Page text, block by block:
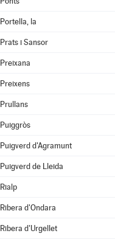
Portella, la
Prats i Sansor
Preixana
Preixens
Prullans
Puiggròs
Puigverd d'Agramunt
Puigverd de Lleida
Rialp
Ribera d'Ondara
Ribera d'Urgellet